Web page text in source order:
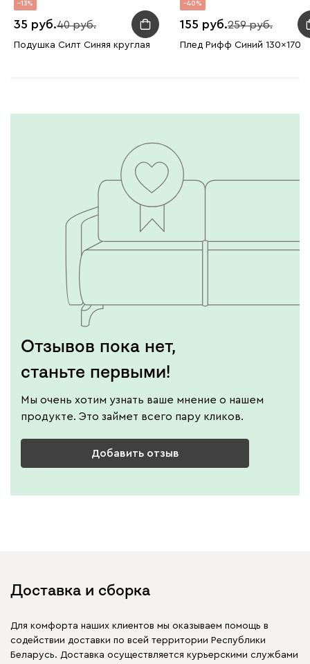
13
35 40
Подушка Силт Синяя круглая
40
155 259
Плед Рифф Синий 130x170
Отзывов пока нет,
станьте первыми!
Мы очень хотим узнать ваше мнение о нашем
продукте. Это займет всего пару кликов.
Добавить отзыв
Доставка и сборка
Для комфорта наших клиентов мы оказываем помощь в
содействии доставки по всей территории Республики
Беларусь. Доставка осуществляется курьерскими службами